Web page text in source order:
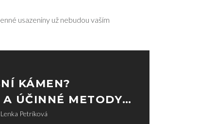
usazeniny už nebudou vaším
KÁMEN?
ÚČINNÉ METODY
Lenka Petríková